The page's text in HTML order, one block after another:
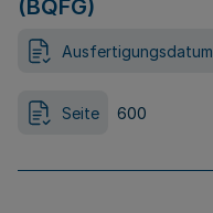
(BQFG)
Ausfertigungsdatum
Seite 600